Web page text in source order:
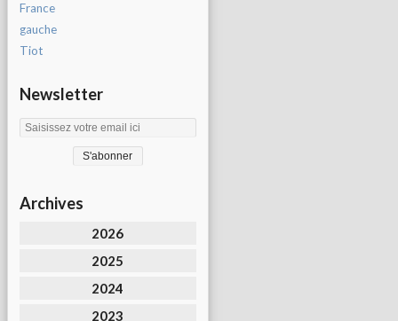
France
gauche
Tiot
Newsletter
Archives
2026
2025
2024
2023